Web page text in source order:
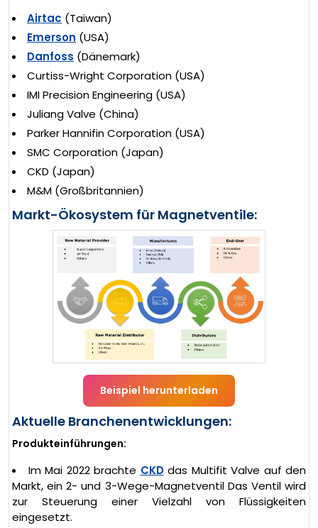
Airtac (Taiwan)
Emerson (USA)
Danfoss (Dänemark)
Curtiss-Wright Corporation (USA)
IMI Precision Engineering (USA)
Juliang Valve (China)
Parker Hannifin Corporation (USA)
SMC Corporation (Japan)
CKD (Japan)
M&M (Großbritannien)
Markt-Ökosystem für Magnetventile:
Beispiel herunterladen
Aktuelle Branchenentwicklungen:
Produkteinführungen:
Im Mai 2022 brachte CKDdas Multifit Valve auf den
Markt, ein 2- und 3-Wege-Magnetventil Das Ventil wird
zur Steuerung einer Vielzahl von Flüssigkeiten
eingesetzt.